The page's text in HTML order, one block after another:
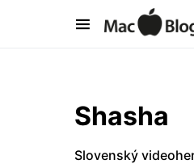
Shasha
Slovenský